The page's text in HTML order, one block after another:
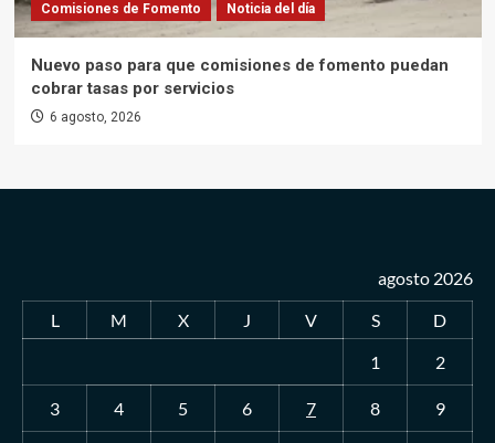
Comisiones de Fomento Noticia del día
Nuevo paso para que comisiones de fomento puedan
cobrar tasas por servicios
6 agosto, 2026
agosto 2026
L
M X J V S
D
1
2
3 4 5 6 7 8 9